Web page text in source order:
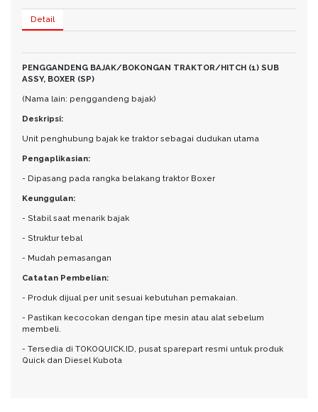
Detail
PENGGANDENG BAJAK/BOKONGAN TRAKTOR/HITCH (1) SUB
ASSY, BOXER (SP)
(Nama lain: penggandeng bajak)
Deskripsi:
Unit penghubung bajak ke traktor sebagai dudukan utama
Pengaplikasian:
- Dipasang pada rangka belakang traktor Boxer
Keunggulan:
- Stabil saat menarik bajak
- Struktur tebal
- Mudah pemasangan
Catatan Pembelian:
- Produk dijual per unit sesuai kebutuhan pemakaian.
- Pastikan kecocokan dengan tipe mesin atau alat sebelum
membeli.
- Tersedia di TOKOQUICK.ID, pusat sparepart resmi untuk produk
Quick dan Diesel Kubota